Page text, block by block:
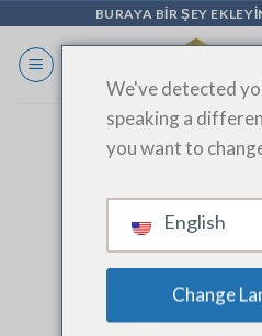
BURAYA BIR ŞEY
Yüksek Yakalı
We've detected
speaking a
you want to
English
Change